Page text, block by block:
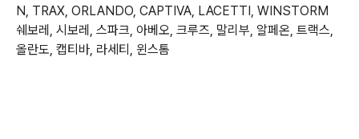
N, TRAX, ORLANDO, CAPTIVA, LACETTI, WINSTORM
쉐보레, 시보레, 스파크, 아베오, 크루즈, 말리부, 알페온, 트랙스,
올란도, 캡티바, 라세티, 윈스톰